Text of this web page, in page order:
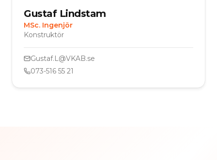
Gustaf Lindstam
MSc. Ingenjör
Konstruktör
Gustaf.L@VKAB.se
073-516 55 21